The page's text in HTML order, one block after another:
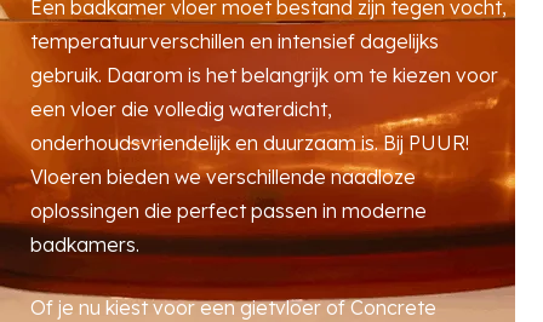
Een badkamer vloer moet bestand zijn tegen vocht,
temperatuurverschillen en intensief dagelijks
gebruik. Daarom is het belangrijk om te kiezen voor
een vloer die volledig waterdicht,
onderhoudsvriendelijk en duurzaam is. Bij PUUR!
Vloeren bieden we verschillende naadloze
oplossingen die perfect passen in moderne
badkamers.
Of je nu kiest voor een gietvloer of Concrete